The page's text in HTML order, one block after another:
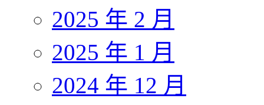
2025 年 2 月
2025 年 1 月
2024 年 12 月